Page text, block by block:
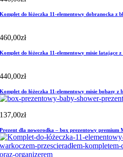
Komplet do łóżeczka 11-elementowy dobranocka z
460,00zł
Komplet do łóżeczka 11-elementowy misie latające
440,00zł
Komplet do łóżeczka 11-elementowy misie bobasy z
137,00zł
Prezent dla noworodka – box prezentowy premium